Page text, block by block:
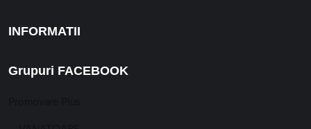
INFORMATII
Grupuri FACEBOOK